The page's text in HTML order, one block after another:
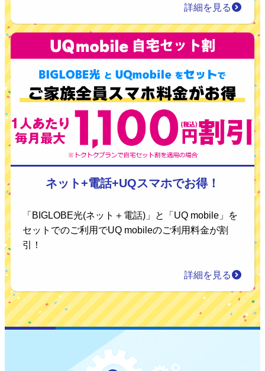
詳細を見る
ネット+電話+UQスマホでお得！
「BIGLOBE光(ネット＋電話)」と「UQ mobile」を
セットでのご利用でUQ mobileのご利用料金が割
引！
詳細を見る